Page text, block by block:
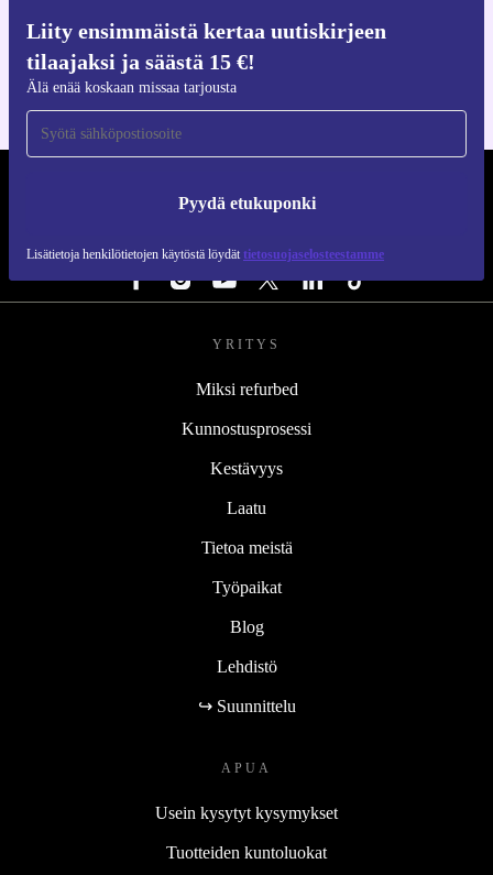
Liity ensimmäistä kertaa uutiskirjeen
tilaajaksi ja säästä 15 €!
Älä enää koskaan missaa tarjousta
Pyydä etukuponki
Lisätietoja henkilötietojen käytöstä löydät tietosuojaselosteestamme
iOS:lle ja Androidille
YRITYS
Miksi refurbed
Kunnostusprosessi
Kestävyys
Laatu
Tietoa meistä
Työpaikat
Blog
Lehdistö
↪ Suunnittelu
APUA
Usein kysytyt kysymykset
Tuotteiden kuntoluokat